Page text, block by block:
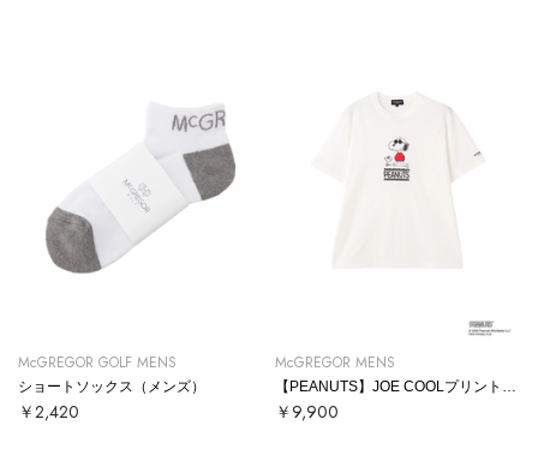
McGREGOR GOLF MENS
ショートソックス（メンズ）
￥2,420
McGREGOR MENS
【PEANUTS】JOE COOLプリントTシャツ
￥9,900